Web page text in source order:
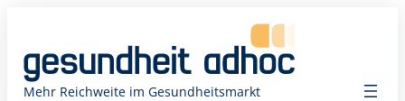
Mehr Reichweite im Gesundheitsmarkt